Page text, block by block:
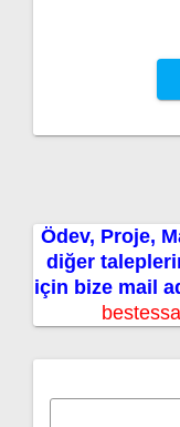
Ödev, Proje,
diğer
için bize mail